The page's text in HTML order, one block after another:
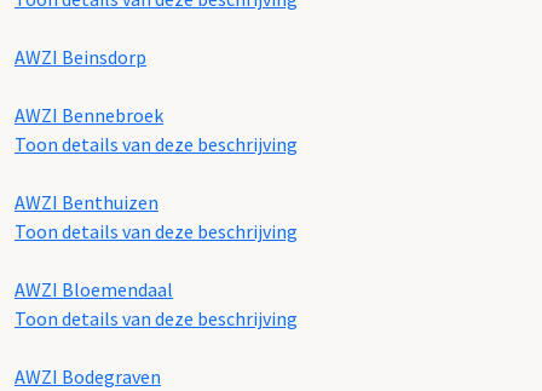
AWZI Beinsdorp
AWZI Bennebroek
Toon details van deze beschrijving
AWZI Benthuizen
Toon details van deze beschrijving
AWZI Bloemendaal
Toon details van deze beschrijving
AWZI Bodegraven